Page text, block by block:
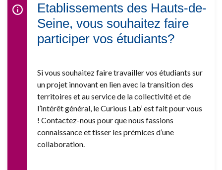
Etablissements des Hauts-de-
Seine, vous souhaitez faire
participer vos étudiants?
Si vous souhaitez faire travailler vos étudiants sur
un projet innovant en lien avec la transition des
territoires et au service de la collectivité et de
l’intérêt général, le Curious Lab’ est fait pour vous
! Contactez-nous pour que nous fassions
connaissance et tisser les prémices d’une
collaboration.